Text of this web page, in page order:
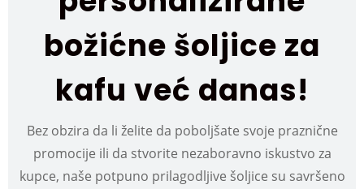
božićne šoljice za
kafu već danas!
Bez obzira da li želite da poboljšate svoje praznične
promocije ili da stvorite nezaboravno iskustvo za
kupce, naše potpuno prilagodljive šoljice su savršeno